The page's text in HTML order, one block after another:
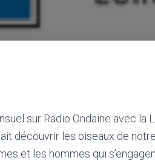
sur Radio Ondaine avec la
découvrir les oiseaux de
et les hommes qui